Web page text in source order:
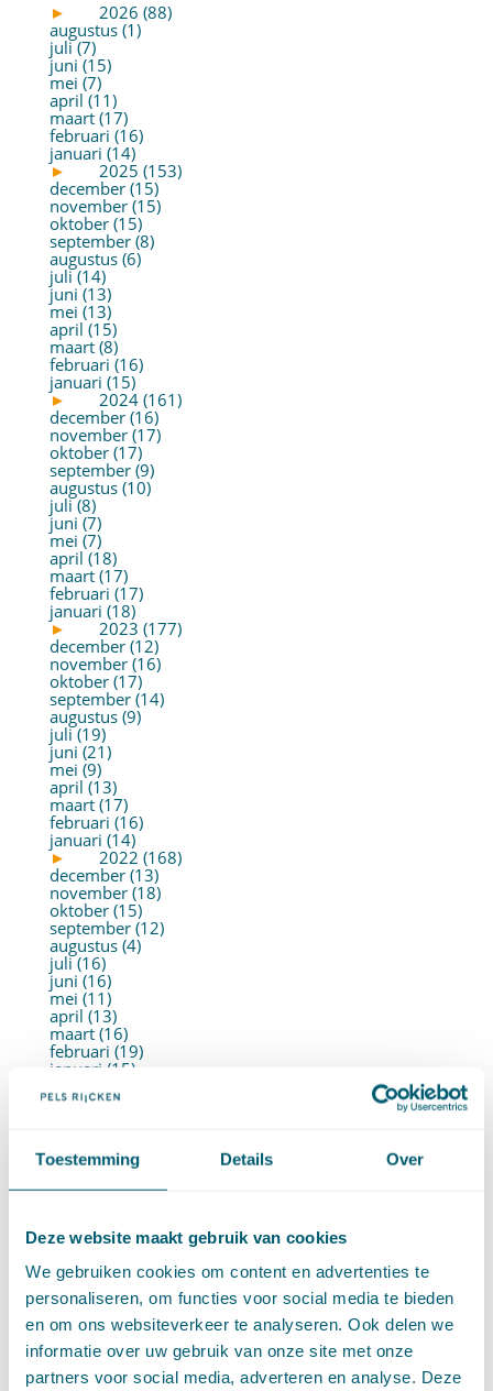
Toestemming Details Over
Deze website maakt gebruik van cookies
We gebruiken cookies om content en advertenties te
personaliseren, om functies voor social media te bieden
en om ons websiteverkeer te analyseren. Ook delen we
informatie over uw gebruik van onze site met onze
partners voor social media, adverteren en analyse. Deze
►
2026 (88)
augustus (1)
juli (7)
juni (15)
mei (7)
april (11)
maart (17)
februari (16)
januari (14)
►
2025 (153)
december (15)
november (15)
oktober (15)
september (8)
augustus (6)
juli (14)
juni (13)
mei (13)
april (15)
maart (8)
februari (16)
januari (15)
►
2024 (161)
december (16)
november (17)
oktober (17)
september (9)
augustus (10)
juli (8)
juni (7)
mei (7)
april (18)
maart (17)
februari (17)
januari (18)
►
2023 (177)
december (12)
november (16)
oktober (17)
september (14)
augustus (9)
juli (19)
juni (21)
mei (9)
april (13)
maart (17)
februari (16)
januari (14)
►
2022 (168)
december (13)
november (18)
oktober (15)
september (12)
augustus (4)
juli (16)
juni (16)
mei (11)
april (13)
maart (16)
februari (19)
januari (15)
►
2021 (123)
december (15)
september (4)
augustus (7)
juli (4)
mei (6)
april (11)
maart (14)
februari (11)
januari (15)
2020 (154)
december (6)
november (14)
oktober (14)
september (8)